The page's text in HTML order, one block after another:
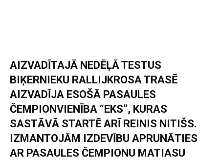
AIZVADĪTAJĀ NEDĒĻĀ TESTUS
BIĶERNIEKU RALLIJKROSA TRASĒ
AIZVADĪJA ESOŠĀ PASAULES
ČEMPIONVIENĪBA “EKS”, KURAS
SASTĀVĀ STARTĒ ARĪ REINIS NITIŠS.
IZMANTOJĀM IZDEVĪBU APRUNĀTIES
AR PASAULES ČEMPIONU MATIASU